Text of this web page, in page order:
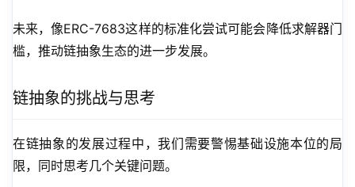
未来，像ERC-7683这样的标准化尝试可能会降低求解器门
槛，推动链抽象生态的进一步发展。
链抽象的挑战与思考
在链抽象的发展过程中，我们需要警惕基础设施本位的局
限，同时思考几个关键问题。